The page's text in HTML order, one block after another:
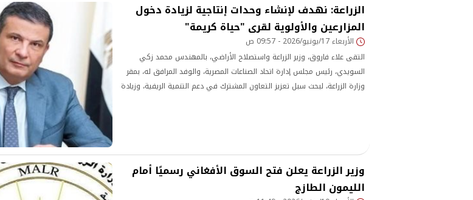
الزراعة: نهدف لإنشاء وحدات إنتاجية لزيادة دخول
المزارعين والأولوية لقرى "حياة كريمة"
الأربعاء 17/يونيو/2026 - 09:57 ص
التقى علاء فاروق، وزير الزراعة واستصلاح الأراضي، بالمهندس محمد زكي
السويدي، رئيس مجلس إدارة اتحاد الصناعات المصرية، والوفد المرافق له، بمقر
وزارة الزراعة، لبحث سبل تعزيز التعاون المشترك في دعم التنمية الريفية، وزيادة
وزير الزراعة يعلن فتح السوق الأفغاني رسميًا أمام
الليمون الطازج